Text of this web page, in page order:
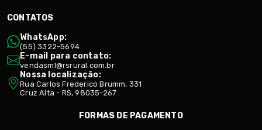
CONTATOS
WhatsApp:
(55) 3322-5694
E-mail para contato:
vendasml@rsrural.com.br
Nossa localização:
Rua Carlos Frederico Brumm, 331
Cruz Alta - RS, 98035-267
FORMAS DE PAGAMENTO